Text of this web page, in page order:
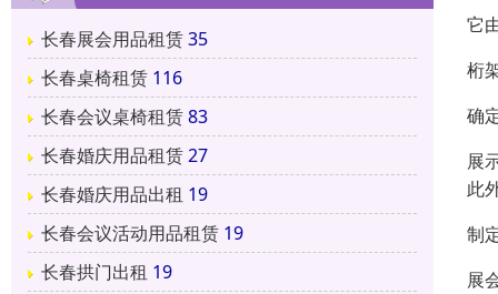
长春展会用品租赁35
长春桌椅租赁 116
长春会议桌椅租赁83
长春婚庆用品租赁27
长春婚庆用品出租 19
长春会议活动用品租赁 19
长春拱门出租 19
它
桁
确
展
此
制
展